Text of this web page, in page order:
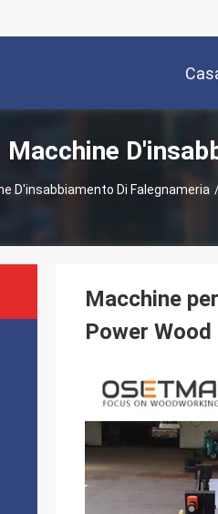
Macchine
D'insabbiamento Di Falegnameria
Macchine
Power